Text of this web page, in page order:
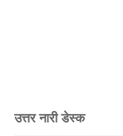
उत्तर नारी डेस्क